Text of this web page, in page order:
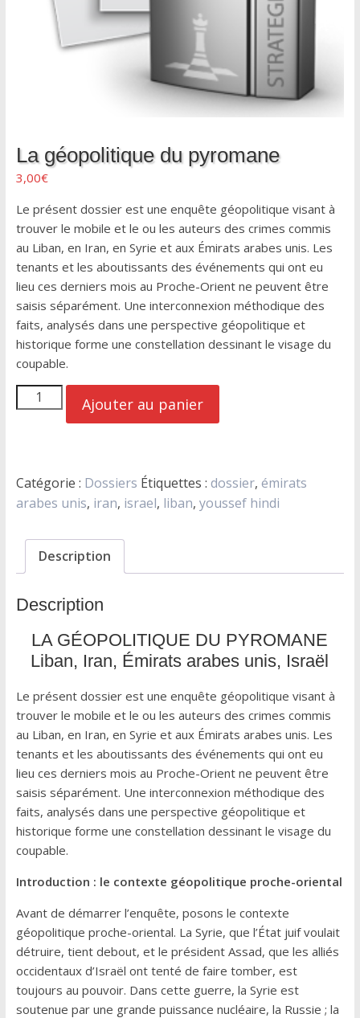
La géopolitique du pyromane
3,00€
Le présent dossier est une enquête géopolitique visant à
trouver le mobile et le ou les auteurs des crimes commis
au Liban, en Iran, en Syrie et aux Émirats arabes unis. Les
tenants et les aboutissants des événements qui ont eu
lieu ces derniers mois au Proche-Orient ne peuvent être
saisis séparément. Une interconnexion méthodique des
faits, analysés dans une perspective géopolitique et
historique forme une constellation dessinant le visage du
coupable.
quantité
de
du
pyromane
Ajouter au panier
Catégorie : Dossiers Étiquettes : dossier, émirats
arabes unis, iran, israel, liban, youssef hindi
Description
Description
LA GÉOPOLITIQUE DU PYROMANE
Liban, Iran, Émirats arabes unis, Israël
Le présent dossier est une enquête géopolitique visant à
trouver le mobile et le ou les auteurs des crimes commis
au Liban, en Iran, en Syrie et aux Émirats arabes unis. Les
tenants et les aboutissants des événements qui ont eu
lieu ces derniers mois au Proche-Orient ne peuvent être
saisis séparément. Une interconnexion méthodique des
faits, analysés dans une perspective géopolitique et
historique forme une constellation dessinant le visage du
coupable.
Introduction : le contexte géopolitique proche-oriental
Avant de démarrer l’enquête, posons le contexte
géopolitique proche-oriental. La Syrie, que l’État juif voulait
détruire, tient debout, et le président Assad, que les alliés
occidentaux d’Israël ont tenté de faire tomber, est
toujours au pouvoir. Dans cette guerre, la Syrie est
soutenue par une grande puissance nucléaire, la Russie ; la